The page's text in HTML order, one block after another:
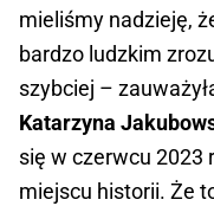
mieliśmy nadzieję,
bardzo ludzkim
szybciej –
Katarzyna
się w czerwcu 2023
miejscu historii. Że